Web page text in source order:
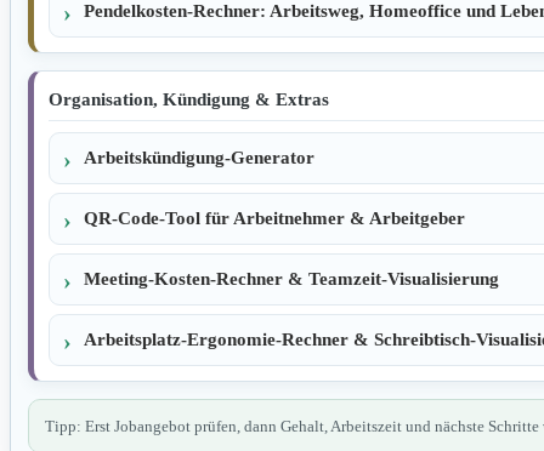
Pendelkosten-Rechner: Arbeitsweg, Homeoffice und
Organisation, Kündigung & Extras
Arbeitskündigung-Generator
QR-Code-Tool für Arbeitnehmer & Arbeitgeber
Meeting-Kosten-Rechner & Teamzeit-Visualisierung
Arbeitsplatz-Ergonomie-Rechner & Schreibtisch-
Tipp: Erst Jobangebot prüfen, dann Gehalt, Arbeitszeit und nächste